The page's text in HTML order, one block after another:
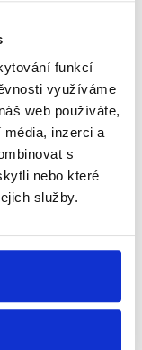
funkcí
využíváme
web používáte,
inzerci a
s
nebo které
služby.
OVĚŘENO
a příští